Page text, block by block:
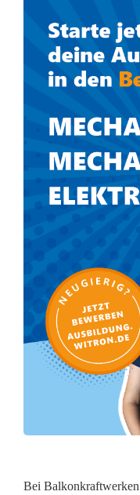
r
j
d
e
r
m
n
Bei